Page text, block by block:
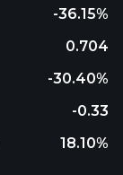
-36.15%
0.704
-30.40%
-0.33
18.10%